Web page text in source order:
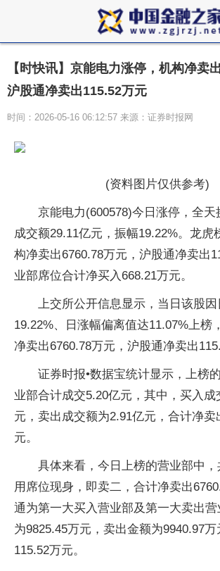
【时快讯】京能电力涨停，机构净卖
沪股通净卖出115.52万元
时间：2026-05-16 06:12:57 来源：证券时报网
(资料图片仅供参考)
京能电力(600578)今日涨停，全天
成交额29.11亿元，振幅19.22%。龙虎
构净卖出6760.78万元，沪股通净卖出
业部席位合计净买入668.21万元。
上交所公开信息显示，当日该股
19.22%、日涨幅偏离值达11.07%上榜
净卖出6760.78万元，沪股通净卖出
证券时报•数据宝统计显示，上榜
业部合计成交5.20亿元，其中，买入成
元，卖出成交额为2.91亿元，合计净卖
元。
具体来看，今日上榜的营业部中
用席位现身，即卖二，合计净卖出
通为第一大买入营业部及第一大卖出
为9825.45万元，卖出金额为9940.97
115.52万元。